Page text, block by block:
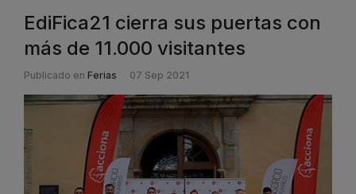
EdiFica21 cierra sus puertas con
más de 11.000 visitantes
Publicado en Ferias 07 Sep 2021